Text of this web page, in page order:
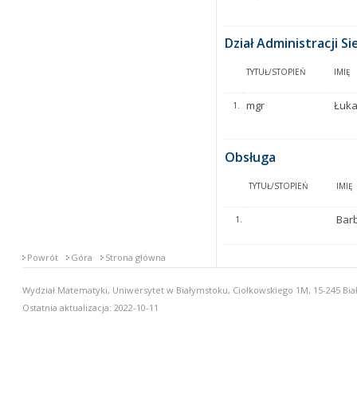
Dział Administracji
TYTUŁ/STOPIEŃ IMIĘ
1. mgr
Obsługa
TYTUŁ/STOPIEŃ IMIĘ
1.
Powrót Góra Strona główna
Wydział Matematyki, Uniwersytet w Białymstoku, Ciołkowskiego 1M, 15-245
Ostatnia aktualizacja: 2022-10-11